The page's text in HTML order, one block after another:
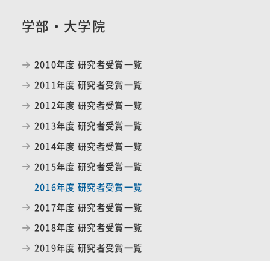
学部・大学院
2010年度 研究者受賞一覧
2011年度 研究者受賞一覧
2012年度 研究者受賞一覧
2013年度 研究者受賞一覧
2014年度 研究者受賞一覧
2015年度 研究者受賞一覧
2016年度 研究者受賞一覧
2017年度 研究者受賞一覧
2018年度 研究者受賞一覧
2019年度 研究者受賞一覧